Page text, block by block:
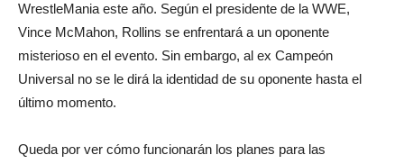
WrestleMania este año. Según el presidente de la WWE,
Vince McMahon, Rollins se enfrentará a un oponente
misterioso en el evento. Sin embargo, al ex Campeón
Universal no se le dirá la identidad de su oponente hasta el
último momento.
Queda por ver cómo funcionarán los planes para las